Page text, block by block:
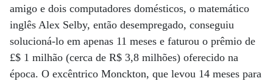
amigo e dois computadores domésticos, o matemático
inglês Alex Selby, então desempregado, conseguiu
solucioná-lo em apenas 11 meses e faturou o prêmio de
£$ 1 milhão (cerca de R$ 3,8 milhões) oferecido na
época. O excêntrico Monckton, que levou 14 meses para